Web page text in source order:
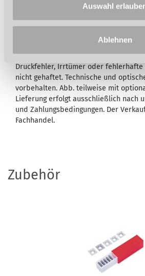
Auswahl
Ablehnen
Wird in der Artikelbeschreibung und/
unberührt. Umfang, Dauer, Inhalt und
entnehmen Sie bitte den
Druckfehler, Irrtümer oder fehlerhafte
nicht gehaftet. Technische und
vorbehalten. Abb. teilweise mit
Lieferung erfolgt ausschließlich nach
und Zahlungsbedingungen. Der
Fachhandel.
Zubehör